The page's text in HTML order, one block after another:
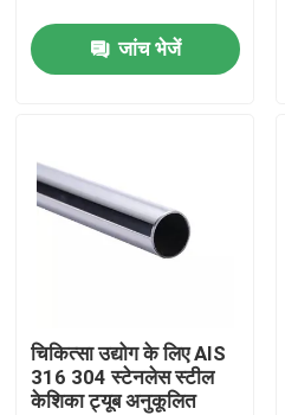
हमारे बारे में
उत्पाद
जांच भेजें
चिकित्सा उद्योग के लिए AIS
316 304 स्टेनलेस स्टील
केशिका ट्यूब अनुकूलित